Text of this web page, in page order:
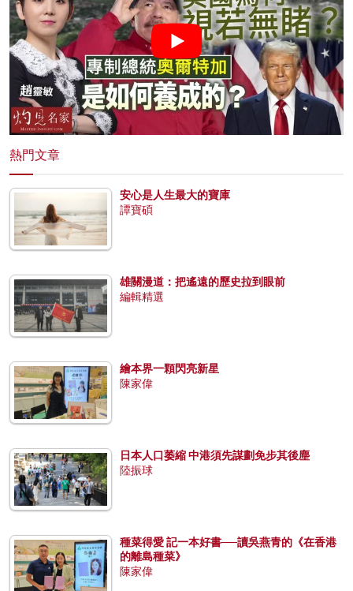
熱門文章
安心是人生最大的寶庫
譚寶碩
雄關漫道：把遙遠的歷史拉到眼前
編輯精選
繪本界一顆閃亮新星
陳家偉
日本人口萎縮 中港須先謀劃免步其後塵
陸振球
種菜得愛 記一本好書──讀吳燕青的《在香港
的離島種菜》
陳家偉